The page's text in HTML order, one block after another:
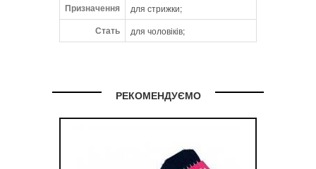
Призначення для стрижки;
Стать для чоловіків;
РЕКОМЕНДУЄМО